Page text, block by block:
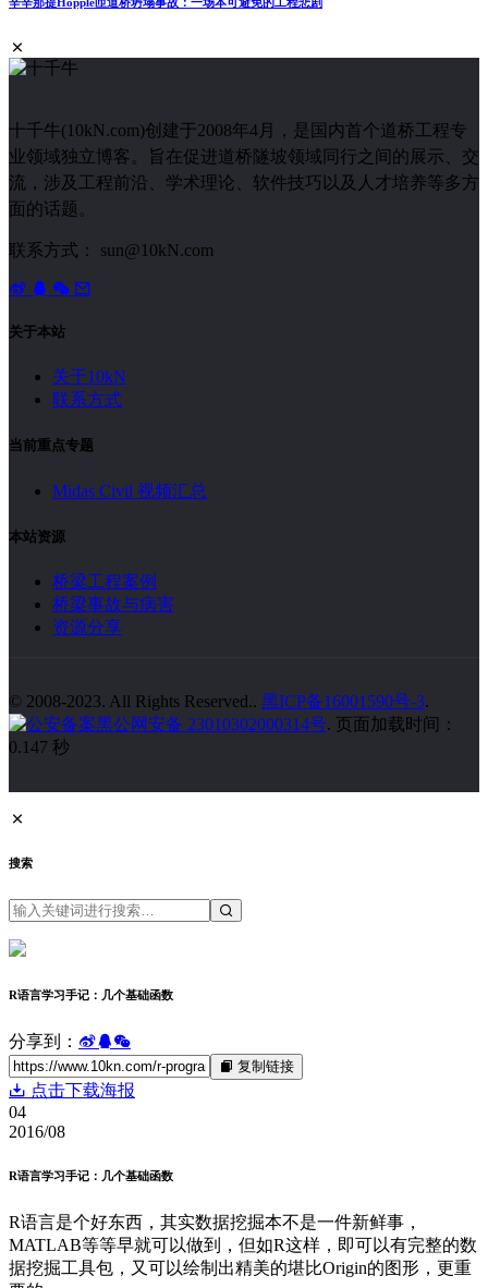
十千牛(10kN.com)创建于2008年4月，是国内首个道桥工程专
业领域独立博客。旨在促进道桥隧坡领域同行之间的展示、交
流，涉及工程前沿、学术理论、软件技巧以及人才培养等多方
面的话题。
联系方式： sun@10kN.com
关于本站
关于10kN
联系方式
当前重点专题
Midas Civil 视频汇总
本站资源
桥梁工程案例
桥梁事故与病害
资源分享
© 2008-2023. All Rights Reserved.. 黑ICP备16001590号-3.
黑公网安备 23010302000314号. 页面加载时间：
0.147 秒
搜索
R语言学习手记：几个基础函数
分享到：
复制链接
点击下载海报
04
2016/08
R语言学习手记：几个基础函数
R语言是个好东西，其实数据挖掘本不是一件新鲜事，
MATLAB等等早就可以做到，但如R这样，即可以有完整的数
据挖掘工具包，又可以绘制出精美的堪比Origin的图形，更重